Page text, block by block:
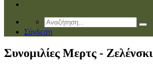
Σύνδεση
Συνομιλίες Μερτς -